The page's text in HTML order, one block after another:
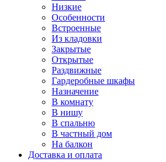
Низкие
Особенности
Встроенные
Из кладовки
Закрытые
Открытые
Раздвижные
Гардеробные шкафы
Назначение
В комнату
В нишу
В спальню
В частный дом
На балкон
Доставка и оплата